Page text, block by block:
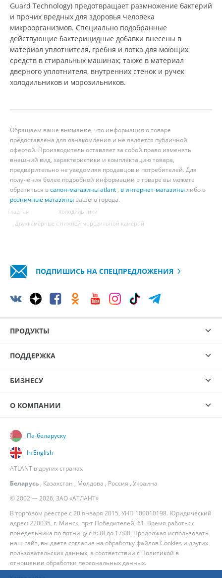
Guard Technology) предотвращает размножение бактерий
и прочих вредных для здоровья человека
микроорганизмов. Специально подобранные
действующие бактерицидные добавки внесены в
материал уплотнителя, гребня и лотка для моющих
средств в стиральных машинах; также в материал
дверного уплотнителя, внутренних стенок и ручек
холодильников и морозильников.
Обращаем ваше внимание, что информация о товаре
предоставлена для ознакомления и не является публичной
офертой. Производитель оставляет за собой право изменять
внешний вид, характеристики и комплектацию товара,
предварительно не уведомляя продавцов и потребителей. Для
получения более подробной информации о товаре вы можете
обратиться всалон-магазины atlant , в интернет-магазинылибо в
розничные магазины вашего города.
Главная
Холодильники
Двухкамерные с нижней морозильной камерой
ПОДПИШИСЬ НА СПЕЦПРЕДЛОЖЕНИЯ
ПРОДУКТЫ
ПОДДЕРЖКА
БИЗНЕСУ
О КОМПАНИИ
© 2002 — 2026, ЗАО «АТЛАНТ»
В торговом реестре с 20 января 2015, УНП 100010198. Юридический
адрес: 220035, г. Минск, пр-т Победителей, 61. Время работы: с
понедельника по пятницу с 8:30 до 17:00. Продолжая использовать
наш сайт, вы даете согласие на обработку файлов Cookies и других
пользовательских данных, в соответствии с Политикой в
отношении обработки персональных данных.
Па-беларуску
In English
ATLANT в других странах
Беларусь , Казахстан , Молдова , Россия , Украина